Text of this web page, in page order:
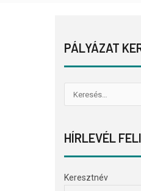
PÁLYÁZAT
HÍRLEVÉL
Keresztnév